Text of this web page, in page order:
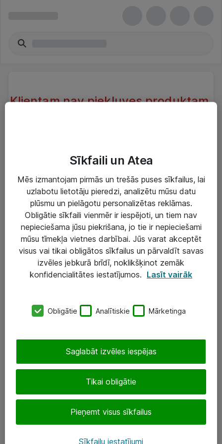
Klientam nav piekļuves produktam.
Try another search or take a look at our similar
Risinājumi & Pakalpojumi
IT serviss un atbalsts
Darba vietu IT risinājumi
+(371) 67 81 90 50
eShop@atea.lv
Sīkfaili un Atea
Mēs izmantojam pirmās un trešās puses sīkfailus, lai
uzlabotu lietotāju pieredzi, analizētu mūsu datu
plūsmu un pielāgotu personalizētas reklāmas.
Obligātie sīkfaili vienmēr ir iespējoti, un tiem nav
nepieciešama jūsu piekrišana, jo tie ir nepieciešami
mūsu tīmekļa vietnes darbībai. Jūs varat akceptēt
visus vai tikai obligātos sīkfailus un pārvaldīt savas
izvēles jebkurā brīdī, noklikšķinot zemāk
konfidencialitātes iestatījumos. Lasīt vairāk
Obligātie Analītiskie Mārketinga
Tikai obligātie
Pieņemt visus sīkfailus
Saglabāt izvēles iespējas
Sīkfailu iestatījumi